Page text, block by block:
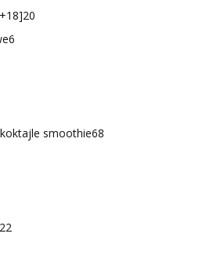
20
6
smoothie68